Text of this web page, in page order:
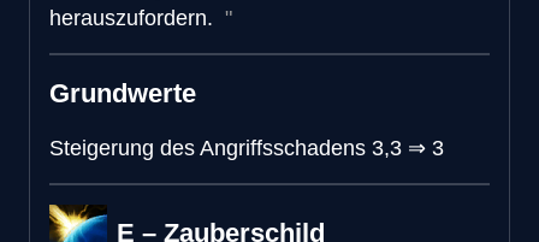
herauszufordern.
Grundwerte
Steigerung des Angriffsschadens 3,3 ⇒ 3
E – Zauberschild